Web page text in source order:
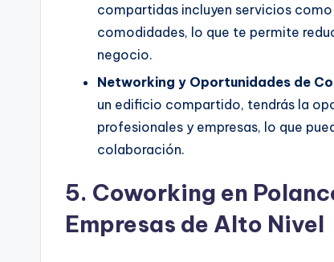
compartidas incluyen servicios
comodidades, lo que te permite
negocio.
Networking y Oportunidades de
un edificio compartido, tendrás la
profesionales y empresas, lo que
colaboración.
5. Coworking en
Empresas de Alto Nivel